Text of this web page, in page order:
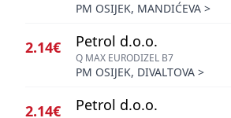
PM OSIJEK, MANDIĆEVA >
2.14€ Petrol d.o.o.
Q MAX EURODIZEL B7
PM OSIJEK, DIVALTOVA >
2.14€ Petrol d.o.o.